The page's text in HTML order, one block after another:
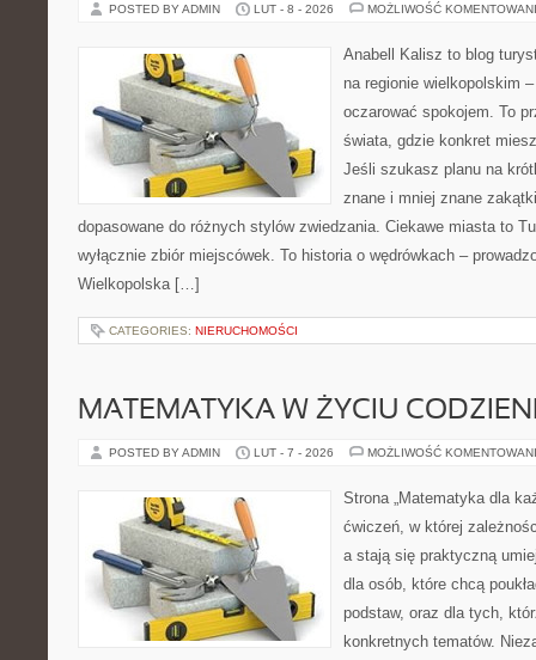
POSTED BY ADMIN LUT - 8 - 2026 MOŻLIWOŚĆ
Anabell Kalisz to blog
na regionie wielkopolskim
oczarować spokojem. To
świata, gdzie konkret
Jeśli szukasz planu na
znane i mniej znane
dopasowane do różnych stylów zwiedzania. Ciekawe miasta to
wyłącznie zbiór miejscówek. To historia o wędrówkach –
Wielkopolska […]
CATEGORIES: NIERUCHOMOŚCI
MATEMATYKA W ŻYCIU
POSTED BY ADMIN LUT - 7 - 2026 MOŻLIWOŚĆ
Strona „Matematyka dla
ćwiczeń, w której
a stają się praktyczną
dla osób, które chcą
podstaw, oraz dla tych,
konkretnych tematów.